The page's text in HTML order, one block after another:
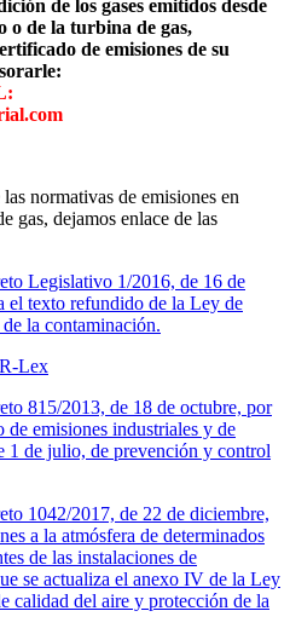
de los gases emitidos desde
o de la turbina de gas,
de emisiones de su
normativas de emisiones en
gas, dejamos enlace de las
Legislativo 1/2016, de 16 de
el texto refundido de la Ley de
la contaminación.
Lex
815/2013, de 18 de octubre, por
de emisiones industriales y de
1 de julio, de prevención y control
1042/2017, de 22 de diciembre,
a la atmósfera de determinados
de las instalaciones de
se actualiza el anexo IV de la Ley
calidad del aire y protección de la